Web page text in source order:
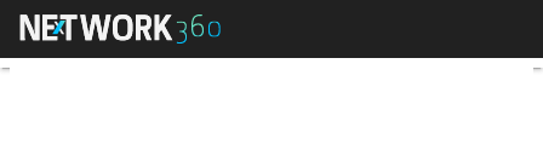
Italian Angels for Growth si apre